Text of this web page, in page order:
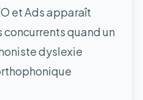
et Ads apparaît
quand un
dyslexie